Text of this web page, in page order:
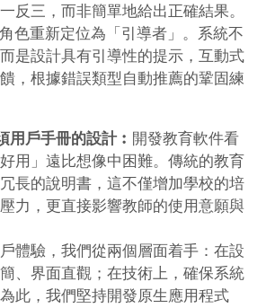
反三，而非簡單地給出正確結果。
色重新定位為「引導者」。系統不
是設計具有引導性的提示，互動式
，根據錯誤類型自動推薦的鞏固練
戶手冊的設計︰ 開發教育軟件看
用」遠比想像中困難。傳統的教育
長的說明書，這不僅增加學校的培
力，更直接影響教師的使用意願與
體驗，我們從兩個層面着手：在設
、界面直觀；在技術上，確保系統
此，我們堅持開發原生應用程式